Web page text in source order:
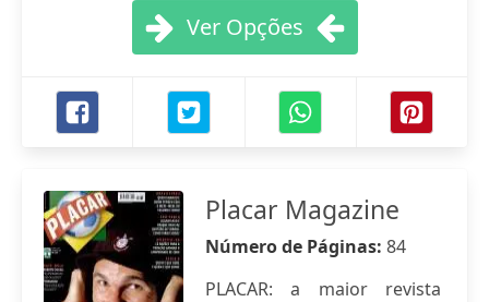
Ver Opções
Placar Magazine
Número de Páginas: 84
PLACAR: a maior revista